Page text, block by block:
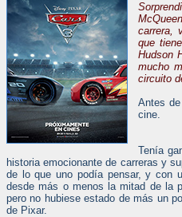
carrera,
que
Hudson
mucho
circuito
Antes
cine.
Tenía
historia emocionante de carreras y
de lo que uno podía pensar, y con
desde más o menos la mitad de la
pero no hubiese estado de más un
de Pixar.